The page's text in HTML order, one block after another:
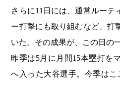
さらに11日には、通常ルーテ
ー打撃にも取り組むなど、打
いた。その成果が、この日の
昨季は5月に月間15本塁打を
へ入った大谷選手。今季はこ